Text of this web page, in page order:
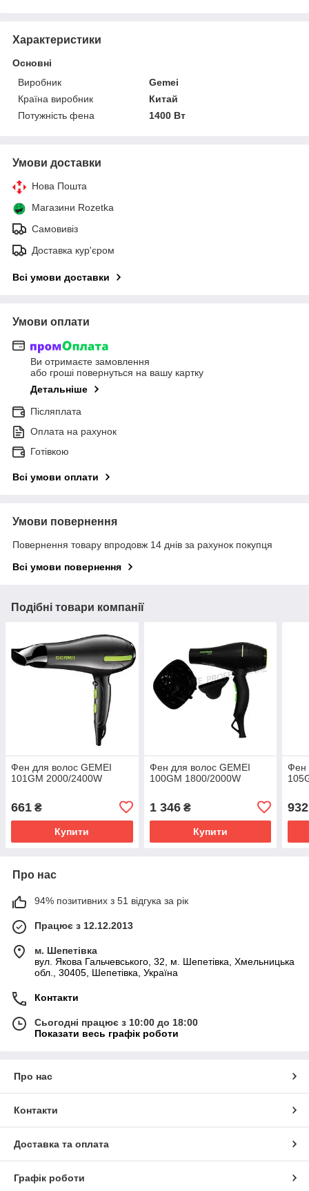
Характеристики
Основні
Виробник
Gemei
Країна виробник
Китай
Потужність фена
1400 Вт
Умови доставки
Нова Пошта
Магазини Rozetka
Самовивіз
Доставка кур'єром
Всі умови доставки
Умови оплати
Ви отримаєте замовлення
або гроші повернуться на вашу картку
Детальніше
Післяплата
Оплата на рахунок
Готівкою
Всі умови оплати
Умови повернення
Повернення товару впродовж 14 днів за рахунок покупця
Всі умови повернення
Подібні товари компанії
Фен для волос GEMEI
101GM 2000/2400W
661 ₴
Купити
Фен для волос GEMEI
100GM 1800/2000W
1 346₴
Купити
Фен
932
Про нас
94% позитивних з 51 відгука за рік
Працює з 12.12.2013
м. Шепетівка
вул. Якова Гальчевського, 32, м. Шепетівка, Хмельницька
обл., 30405, Шепетівка, Україна
Контакти
Сьогодні працює з 10:00 до 18:00
Показати весь графік роботи
Про нас
Контакти
Доставка та оплата
Графік роботи